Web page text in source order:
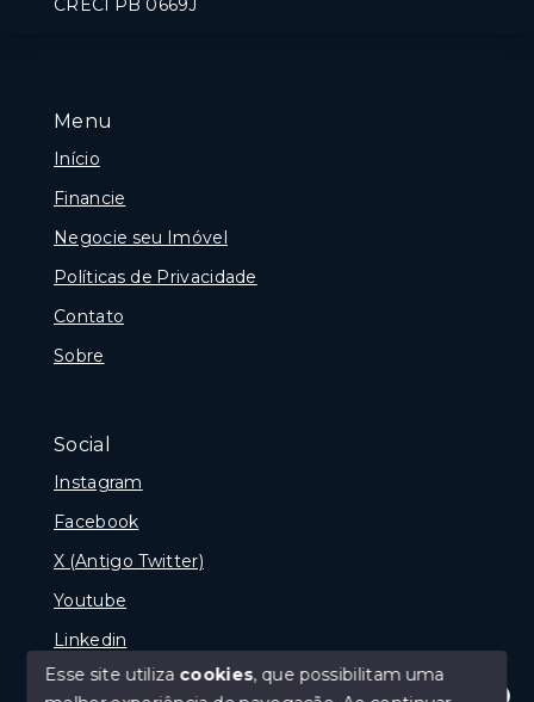
Menu
Início
Financie
Negocie seu Imóvel
Políticas de Privacidade
Contato
Sobre
Social
Instagram
Facebook
X (Antigo Twitter)
Youtube
Linkedin
CRECI PB 0669J
Esse site utiliza cookies, que possibilitam uma